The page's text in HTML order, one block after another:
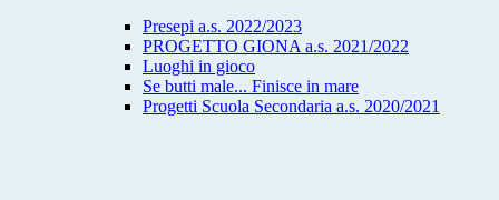
Presepi a.s. 2022/2023
PROGETTO GIONA a.s. 2021/2022
Luoghi in gioco
Se butti male... Finisce in mare
Progetti Scuola Secondaria a.s. 2020/2021